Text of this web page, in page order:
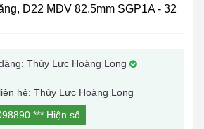
D22 MĐV 82.5mm SGP1A - 32
Thủy Lực Hoàng Long
hệ: Thủy Lực Hoàng Long
*** Hiện số